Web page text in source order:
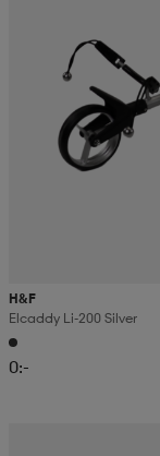
H&F
Elcaddy Li-200 Silver
0:-